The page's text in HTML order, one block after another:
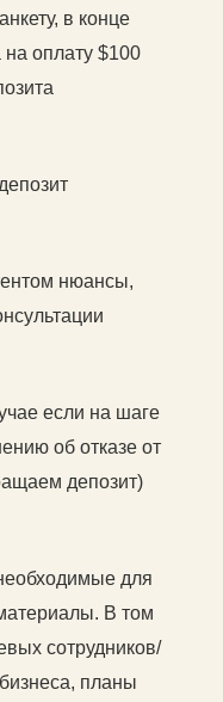
в конце
на оплату $100
нюансы,
если на шаге
об отказе от
депозит)
для
В том
сотрудников/
планы